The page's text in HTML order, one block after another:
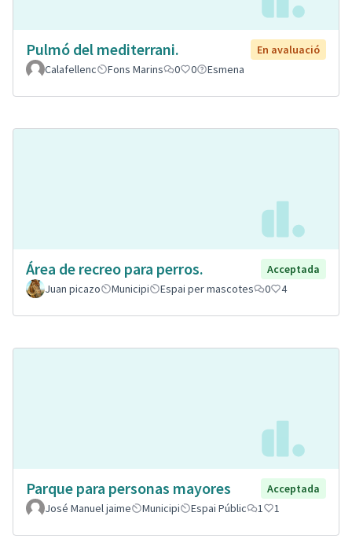
Pulmó del mediterrani.
En avaluació
Calafellenc
Fons Marins 0 0 Esmena
Área de recreo para perros.
Acceptada
Juan picazo
Municipi Espai per mascotes 0 4
Parque para personas mayores
Acceptada
José Manuel jaime
Municipi Espai Públic 1 1